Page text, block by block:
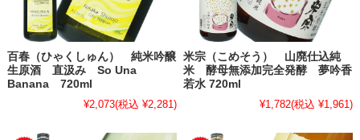
百春（ひゃくしゅん） 純米吟醸
生原酒 直汲み So Una
Banana 720ml
¥2,073(税込 ¥2,281)
米宗（こめそう） 山廃仕込純
米 酵母無添加完全発酵 夢吟香
若水 720ml
¥1,782(税込 ¥1,961)